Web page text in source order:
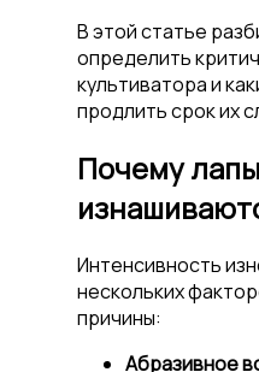
В этой статье
определить
культиватора и
продлить срок их
Почему
Интенсивность
нескольких
причины:
Абразивное